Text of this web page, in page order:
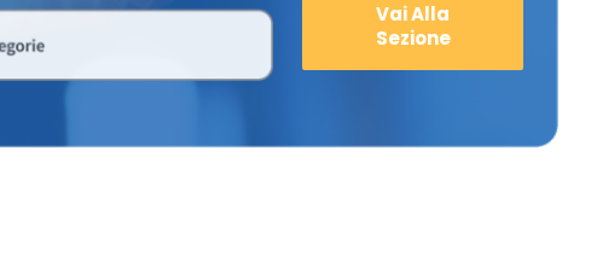
Vai Alla
Sezione